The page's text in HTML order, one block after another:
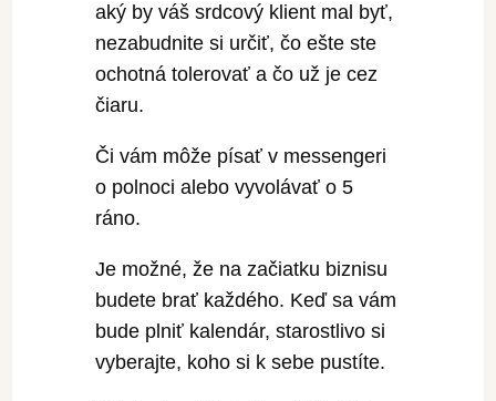
aký by váš srdcový klient mal byť,
nezabudnite si určiť, čo ešte ste
ochotná tolerovať a čo už je cez
čiaru.
Či vám môže písať v messengeri
o polnoci alebo vyvolávať o 5
ráno.
Je možné, že na začiatku biznisu
budete brať každého. Keď sa vám
bude plniť kalendár, starostlivo si
vyberajte, koho si k sebe pustíte.